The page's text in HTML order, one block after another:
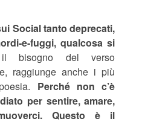
Social tanto deprecati,
e-fuggi, qualcosa si
bisogno del verso
raggiunge anche i più
Perché non c’è
per sentire, amare,
Questo è il